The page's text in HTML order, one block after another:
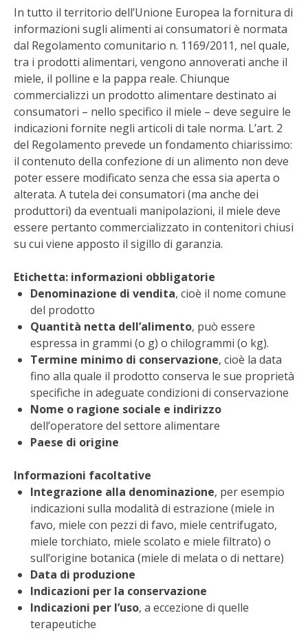
STIHL
BLUMEN
NOCCIOLA DI CALABRIA
PELLENC
MEDICINA DEI SEMPLICI
SCONTI NOVEMBRE
COMPO
HUSQVARNA
ZAPI GARDEN
BENZA
ORTO BIO – TECNICHE DI COLTIVAZIONE
THERMACELL
TAP TRAP
IL MIO ORTO
ANIMALI UMANI E NON UMANI
IL MIO 2025
COLTIVARE L’OLIVO
CORMIK
In tutto il territorio dell’Unione Europea la fornitura di
informazioni sugli alimenti ai consumatori è normata
dal Regolamento comunitario n. 1169/2011, nel quale,
tra i prodotti alimentari, vengono annoverati anche il
miele, il polline e la pappa reale. Chiunque
commercializzi un prodotto alimentare destinato ai
consumatori – nello specifico il miele – deve seguire le
indicazioni fornite negli articoli di tale norma. L’art. 2
del Regolamento prevede un fondamento chiarissimo:
il contenuto della confezione di un alimento non deve
poter essere modificato senza che essa sia aperta o
alterata. A tutela dei consumatori (ma anche dei
produttori) da eventuali manipolazioni, il miele deve
essere pertanto commercializzato in contenitori chiusi
su cui viene apposto il sigillo di garanzia.
Etichetta: informazioni obbligatorie
Denominazione di vendita, cioè il nome comune
del prodotto
Quantità netta dell’alimento, può essere
espressa in grammi (o g) o chilogrammi (o kg).
Termine minimo di conservazione, cioè la data
fino alla quale il prodotto conserva le sue proprietà
specifiche in adeguate condizioni di conservazione
Nome o ragione sociale e indirizzo
dell’operatore del settore alimentare
Paese di origine
Informazioni facoltative
Integrazione alla denominazione, per esempio
indicazioni sulla modalità di estrazione (miele in
favo, miele con pezzi di favo, miele centrifugato,
miele torchiato, miele scolato e miele filtrato) o
sull’origine botanica (miele di melata o di nettare)
Data di produzione
Indicazioni per la conservazione
Indicazioni per l’uso, a eccezione di quelle
terapeutiche